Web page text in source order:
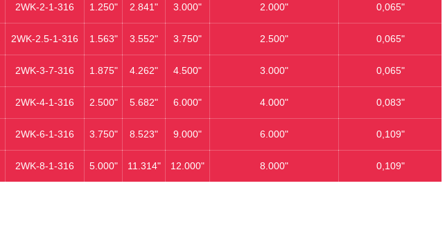
2WK-2-1-316 1.250" 2.841" 3.000" 2.000" 0,065"
2WK‐2.5-1-316 1.563" 3.552" 3.750" 2.500" 0,065"
2WK-3-7-316 1.875" 4.262" 4.500" 3.000" 0,065"
2WK-4-1-316 2.500" 5.682" 6.000" 4.000" 0,083"
2WK-6-1-316 3.750" 8.523" 9.000" 6.000" 0,109"
2WK-8-1-316 5.000" 11.314" 12.000" 8.000" 0,109"